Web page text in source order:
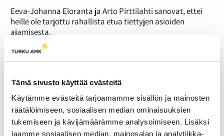
Tämä sivusto käyttää evästeitä
Käytämme evästeitä tarjoamamme sisällön ja mainosten
räätälöimiseen, sosiaalisen median ominaisuuksien
tukemiseen ja kävijämäärämme analysoimiseen. Lisäksi
jaamme sosiaalisen median, mainosalan ja analytiikka-
Eeva-Johanna Eloranta ja Arto Pirttilahti sanovat, ettei
heille ole tarjottu rahallista etua tiettyjen asioiden
ajamisesta.
Etujärjestöt eivät samalla viivalla lobbauksessa
Eri ryhmillä on erilaiset mahdollisuudet vaikuttaa
”Isoilla edunvalvontajärjestöillä on laittaa paljon rahaa
lobbaukseen ja varaa ostaa ulkopuolista apua, joten he
voivat mm. valmistaa enemmän taustamateriaaleja,”
pohtii Animalian kampanjavastaava Jarkko Minkovitsch.